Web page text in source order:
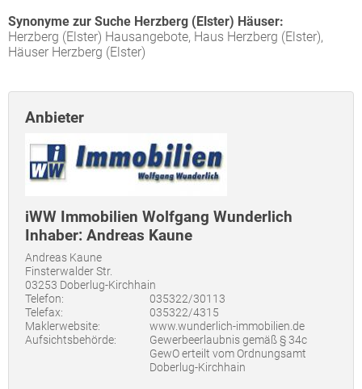
Synonyme zur Suche Herzberg (Elster) Häuser:
Herzberg (Elster) Hausangebote, Haus Herzberg (Elster),
Häuser Herzberg (Elster)
Anbieter
iWW Immobilien Wolfgang Wunderlich
Inhaber: Andreas Kaune
Andreas Kaune
Finsterwalder Str.
03253 Doberlug-Kirchhain
Telefon:
035322/30113
Telefax:
035322/4315
Maklerwebsite:
www.wunderlich-immobilien.de
Aufsichtsbehörde:
Gewerbeerlaubnis gemäß § 34c
GewO erteilt vom Ordnungsamt
Doberlug-Kirchhain